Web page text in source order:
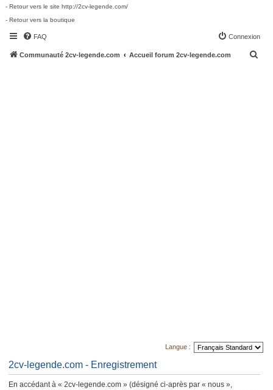
- Retour vers le site http://2cv-legende.com/
- Retour vers la boutique
FAQ Connexion
Communauté 2cv-legende.com Accueil forum 2cv-legende.com
Langue :
2cv-legende.com - Enregistrement
En accédant à « 2cv-legende.com » (désigné ci-après par « nous »,